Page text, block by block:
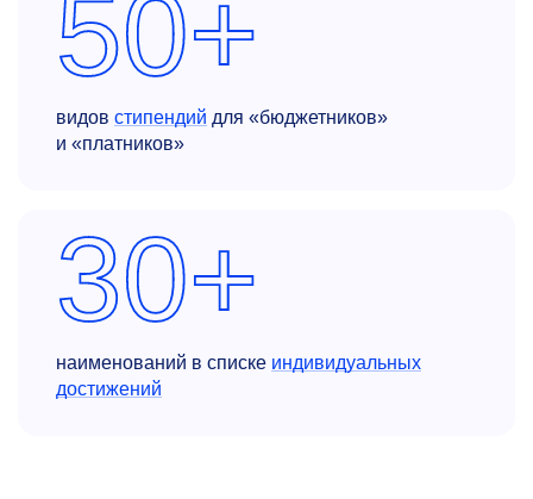
50+
видов стипендий для «бюджетников»
и «платников»
30+
наименований в списке индивидуальных
достижений